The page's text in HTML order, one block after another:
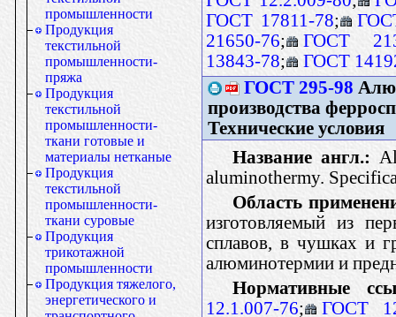
промышленности
Продукция
текстильной
промышленности-
пряжа
Продукция
текстильной
промышленности-
ткани готовые и
материалы нетканые
Продукция
текстильной
промышленности-
ткани суровые
Продукция
трикотажной
промышленности
Продукция тяжелого,
энергетического и
ГОСТ 17811-78;
21650-76;
ГОСТ
13843-78;
ГОСТ
ГОСТ 295-98
производства
Технические условия
Название англ.:
aluminothermy.
Область
изготовляемый из
сплавов, в чушках и
алюминотермии и
Нормативные
12.1.007-76;
ГОСТ